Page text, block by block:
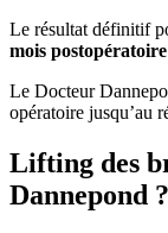
Le résultat définitif
mois postopératoire
Le Docteur
opératoire jusqu’au
Lifting des
Dannepond ?